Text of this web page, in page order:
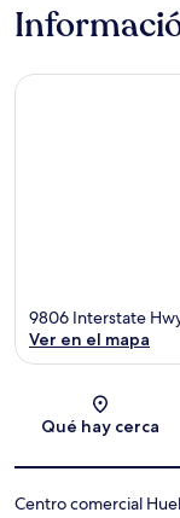
9806 Interstate
Ver en el mapa
Qué hay cerca
Centro comercial